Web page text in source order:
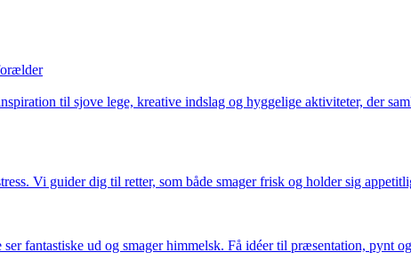
til sjove lege, kreative indslag og hyggelige aktiviteter, der
Vi guider dig til retter, som både smager frisk og holder sig
fantastiske ud og smager himmelsk. Få idéer til præsentation, pynt